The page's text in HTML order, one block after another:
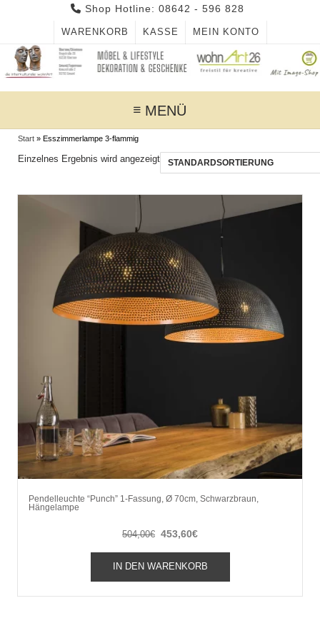
Shop Hotline: 08642 - 596 828
WARENKORB KASSE MEIN KONTO
MENÜ
Start » Esszimmerlampe 3-flammig
Einzelnes Ergebnis wird angezeigt
Pendelleuchte “Punch” 1-Fassung, Ø 70cm, Schwarzbraun,
Hängelampe
504,00€ Ursprünglicher
war:
504,00€
453,60€Aktueller
ist:
453,60€.
IN DEN WARENKORB